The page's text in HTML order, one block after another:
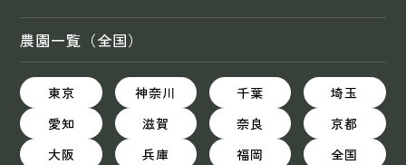
農園一覧（全国）
東京 神奈川 千葉
埼玉
愛知
滋賀 奈良
京都
大阪
兵庫 福岡 全国